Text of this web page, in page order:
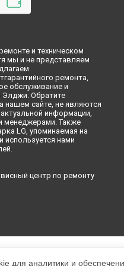
и техническом
мы и не представляем
ремонта,
обслуживание и
Элджи. Обратите
нашем сайте, не являются
информации,
менеджерами. Также
LG, упоминаемая на
используется нами
центр по ремонту
для аналитики и